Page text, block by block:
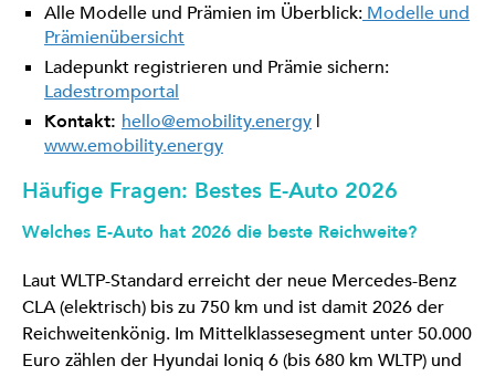
Alle Modelle und Prämien im Überblick: Modelle und
Prämienübersicht
Ladepunkt registrieren und Prämie sichern:
Ladestromportal
Kontakt: hello@emobility.energy |
www.emobility.energy
Häufige Fragen: Bestes E-Auto 2026
Welches E-Auto hat 2026 die beste Reichweite?
Laut WLTP-Standard erreicht der neue Mercedes-Benz
CLA (elektrisch) bis zu 750 km und ist damit 2026 der
Reichweitenkönig. Im Mittelklassesegment unter 50.000
Euro zählen der Hyundai Ioniq 6 (bis 680 km WLTP) und